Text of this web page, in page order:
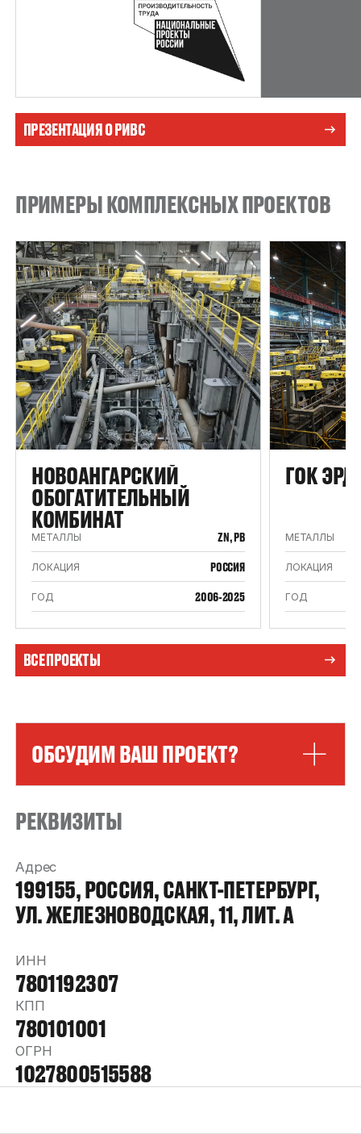
ПРЕЗЕНТАЦИЯ О РИВС
ПРИМЕРЫ КОМПЛЕКСНЫХ ПРОЕКТОВ
НОВОАНГАРСКИЙ
ОБОГАТИТЕЛЬНЫЙ
КОМБИНАТ
МЕТАЛЛЫ ZN, PB
ЛОКАЦИЯ РОССИЯ
ГОД 2006-2025
ГОК
МЕТАЛЛЫ
ЛОКАЦИЯ
ГОД
ВСЕ ПРОЕКТЫ
ОБСУДИМ ВАШ ПРОЕКТ?
РЕКВИЗИТЫ
Адрес
199155, РОССИЯ, САНКТ-ПЕТЕРБУРГ,
УЛ. ЖЕЛЕЗНОВОДСКАЯ, 11, ЛИТ. А
ИНН
7801192307
КПП
780101001
ОГРН
1027800515588